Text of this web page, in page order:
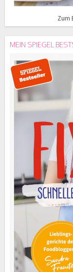
Zum
MEIN SPIEGEL